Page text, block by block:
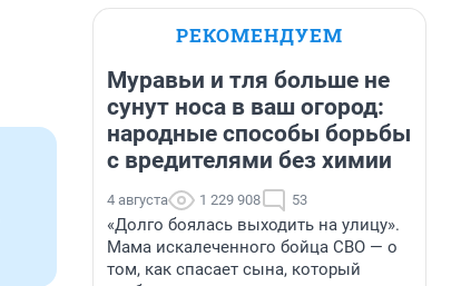
РЕКОМЕНДУЕМ
Муравьи и тля больше не
сунут носа в ваш огород:
народные способы борьбы
с вредителями без химии
4 августа 1 229 908 53
«Долго боялась выходить на улицу».
Мама искалеченного бойца СВО — о
том, как спасает сына, который